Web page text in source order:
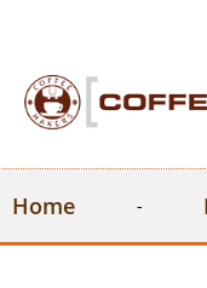
Home